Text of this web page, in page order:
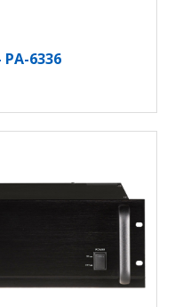
6336